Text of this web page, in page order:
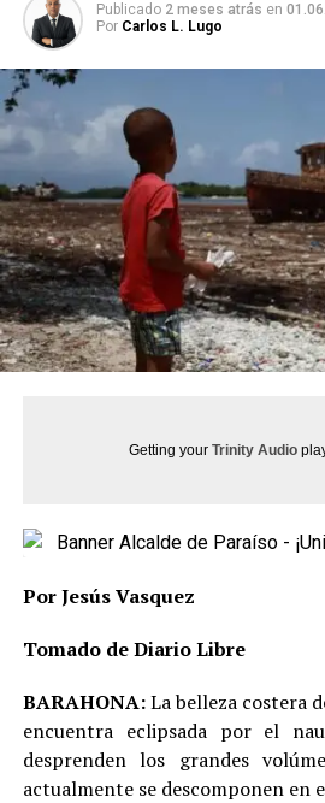
Publicado 2 meses atrás en
Por Carlos L. Lugo
Getting your Trinity Audio
Por Jesús Vasquez
Tomado de Diario Libre
BARAHONA:La belleza costera
encuentra eclipsada por el
desprenden los grandes
actualmente se descomponen en